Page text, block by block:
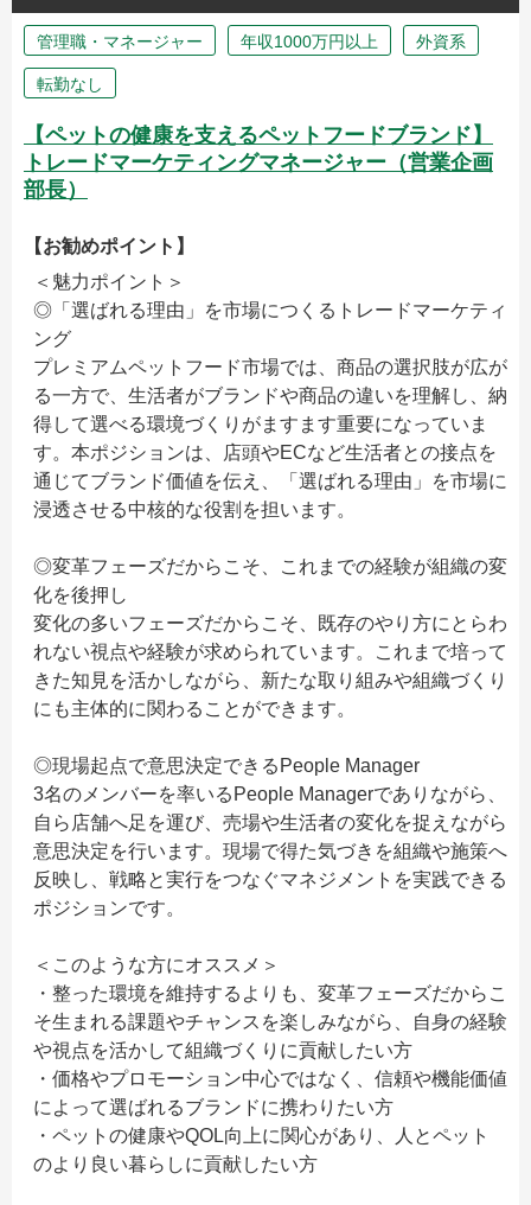
管理職・マネージャー 年収1000万円以上 外資系
転勤なし
【ペットの健康を支えるペットフードブランド】
トレードマーケティングマネージャー（営業企画
部長）
【お勧めポイント】
＜魅力ポイント＞
◎「選ばれる理由」を市場につくるトレードマーケティ
ング
プレミアムペットフード市場では、商品の選択肢が広が
る一方で、生活者がブランドや商品の違いを理解し、納
得して選べる環境づくりがますます重要になっていま
す。本ポジションは、店頭やECなど生活者との接点を
通じてブランド価値を伝え、「選ばれる理由」を市場に
浸透させる中核的な役割を担います。
◎変革フェーズだからこそ、これまでの経験が組織の変
化を後押し
変化の多いフェーズだからこそ、既存のやり方にとらわ
れない視点や経験が求められています。これまで培って
きた知見を活かしながら、新たな取り組みや組織づくり
にも主体的に関わることができます。
◎現場起点で意思決定できるPeople Manager
3名のメンバーを率いるPeople Managerでありながら、
自ら店舗へ足を運び、売場や生活者の変化を捉えながら
意思決定を行います。現場で得た気づきを組織や施策へ
反映し、戦略と実行をつなぐマネジメントを実践できる
ポジションです。
＜このような方にオススメ＞
・整った環境を維持するよりも、変革フェーズだからこ
そ生まれる課題やチャンスを楽しみながら、自身の経験
や視点を活かして組織づくりに貢献したい方
・価格やプロモーション中心ではなく、信頼や機能価値
によって選ばれるブランドに携わりたい方
・ペットの健康やQOL向上に関心があり、人とペット
のより良い暮らしに貢献したい方